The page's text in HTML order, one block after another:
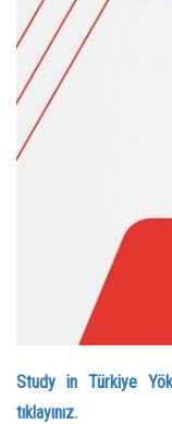
Study in Türkiye
tıklayınız.